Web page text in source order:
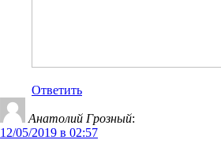
Ответить
Анатолий Грозный:
12/05/2019 в 02:57